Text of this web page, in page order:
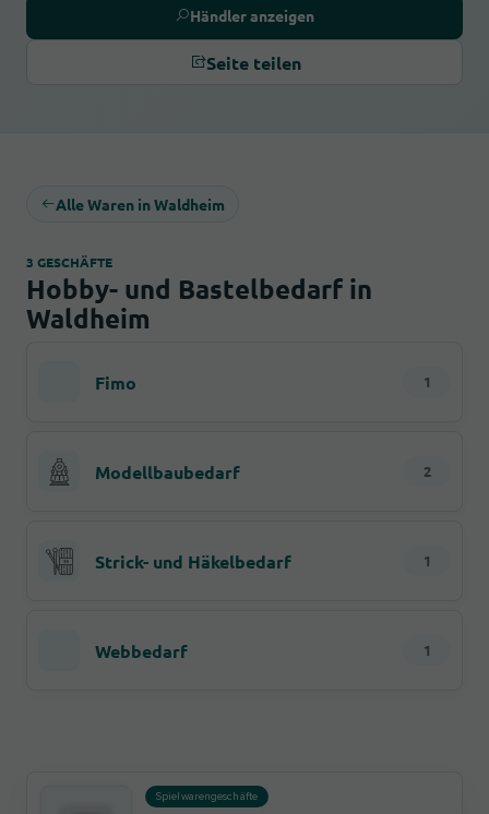
Händler anzeigen
Seite teilen
Alle Waren in Waldheim
3 GESCHÄFTE
Hobby- und Bastelbedarf in
Waldheim
Fimo 1
Modellbaubedarf 2
Strick- und Häkelbedarf 1
Webbedarf 1
Spielwarengeschäfte